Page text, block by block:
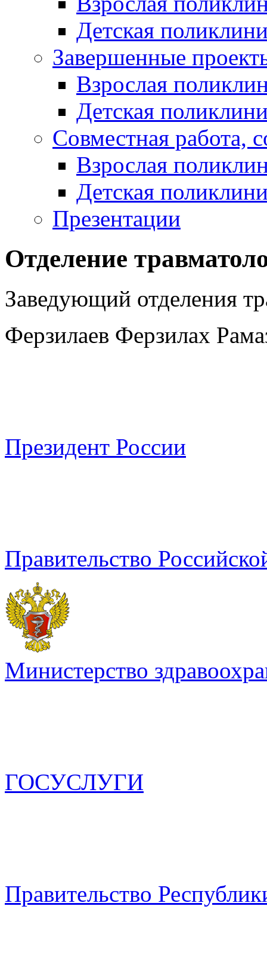
Детская
Завершенные
Взрослая
Детская
Совместная
Взрослая
Детская
Презентации
Отделение
Заведующий отделения
Ферзилаев Ферзилах
Президент России
Правительство
Министерство
ГОСУСЛУГИ
Правительство